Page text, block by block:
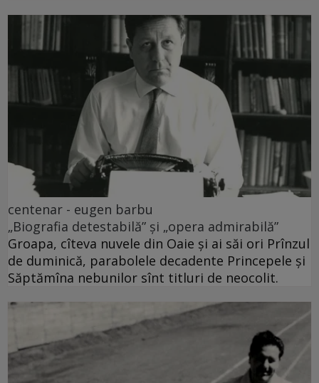
centenar - eugen barbu
„Biografia detestabilă” și „opera admirabilă”
Groapa, cîteva nuvele din Oaie și ai săi ori Prînzul
de duminică, parabolele decadente Princepele și
Săptămîna nebunilor sînt titluri de neocolit.